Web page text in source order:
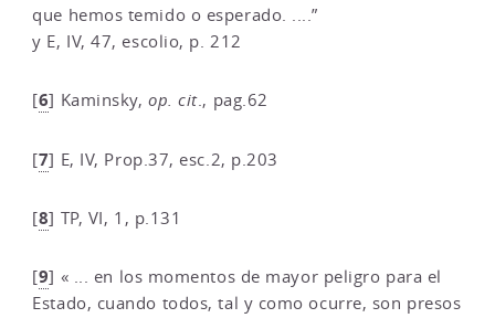
que hemos temido o esperado. ....”
y E, IV, 47, escolio, p. 212
[6] Kaminsky,op. cit., pag.62
[7] E, IV, Prop.37, esc.2, p.203
[8] TP, VI, 1, p.131
[9] « ... en los momentos de mayor peligro para el
Estado, cuando todos, tal y como ocurre, son presos